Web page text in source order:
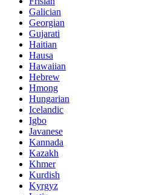
Galician
Georgian
Gujarati
Haitian
Hausa
Hawaiian
Hebrew
Hmong
Hungarian
Icelandic
Igbo
Javanese
Kannada
Kazakh
Khmer
Kurdish
Kyrgyz